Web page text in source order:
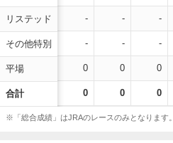
リステッド
その他特別
平場
合計
- - -
- - -
0 0 0
0 0 0
※「総合成績」はJRAのレースのみとなります。